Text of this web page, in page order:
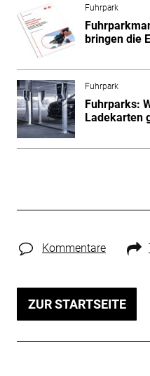
Fuhrpark
bringen die
Fuhrpark
Fuhrparks:
Ladekarten
Kommentare
ZUR STARTSEITE